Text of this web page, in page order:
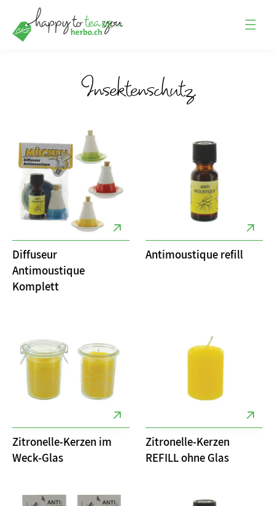
DE
Insektenschutz
Diffuseur
Antimoustique
Komplett
Antimoustique refill
Zitronelle-Kerzen im
Weck-Glas
Zitronelle-Kerzen
REFILL ohne Glas